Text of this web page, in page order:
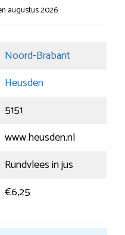
augustus 2026
Noord-Brabant
Heusden
5151
www.heusden.nl
Rundvlees in jus
€6,25